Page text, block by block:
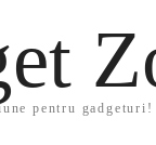
pentru gadgeturi!